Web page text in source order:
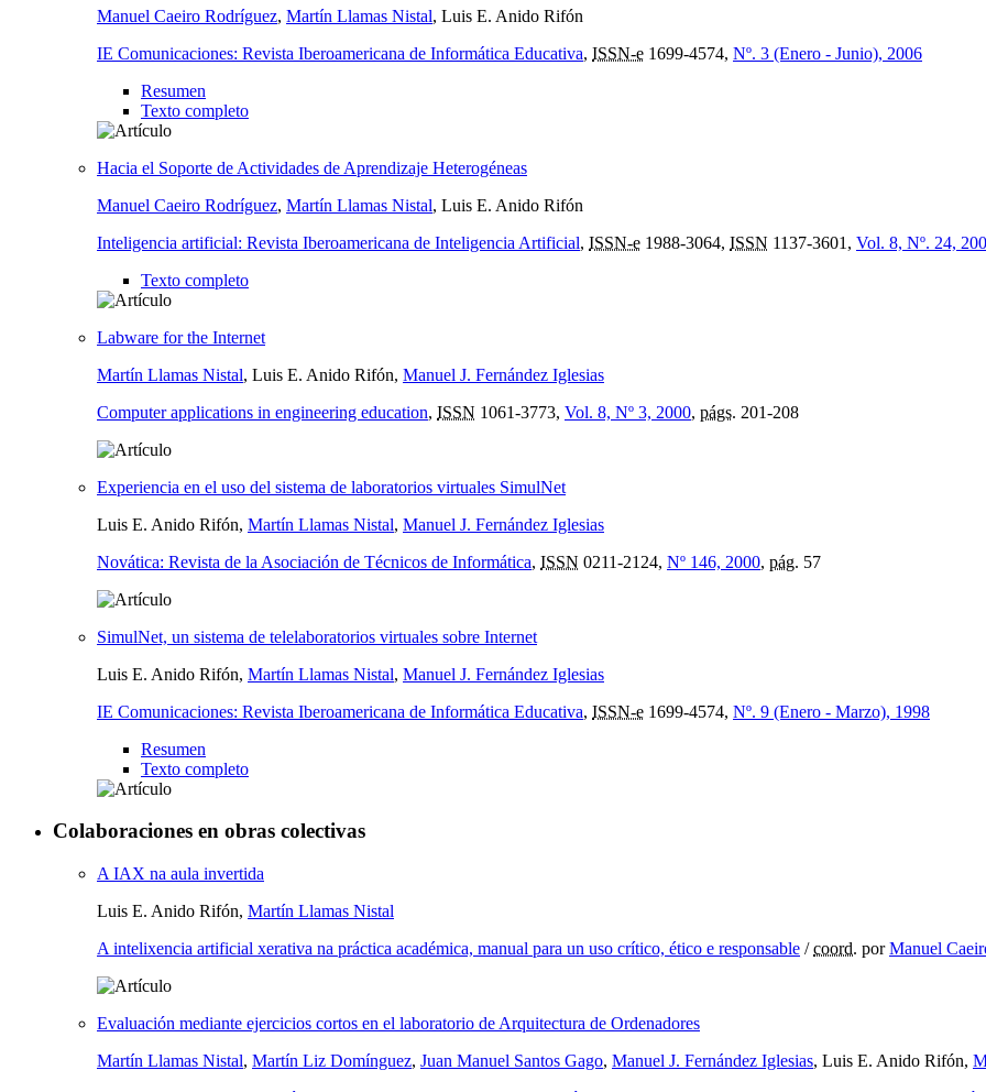
Manuel Caeiro Rodríguez, Martín Llamas Nistal, Luis E. Anido Rifón
IE Comunicaciones: Revista Iberoamericana de Informática Educativa, ISSN-e 1699-4574, Nº. 3 (Enero - Junio), 2006
Resumen
Texto completo
Hacia el Soporte de Actividades de Aprendizaje Heterogéneas
Manuel Caeiro Rodríguez, Martín Llamas Nistal, Luis E. Anido Rifón
Inteligencia artificial: Revista Iberoamericana de Inteligencia Artificial, ISSN-e 1988-3064, ISSN 1137-3601, Vol. 8, Nº. 24,
Texto completo
Labware for the Internet
Martín Llamas Nistal, Luis E. Anido Rifón, Manuel J. Fernández Iglesias
Computer applications in engineering education, ISSN 1061-3773, Vol. 8, Nº 3, 2000, págs. 201-208
Experiencia en el uso del sistema de laboratorios virtuales SimulNet
Luis E. Anido Rifón, Martín Llamas Nistal, Manuel J. Fernández Iglesias
Novática: Revista de la Asociación de Técnicos de Informática, ISSN 0211-2124, Nº 146, 2000, pág. 57
SimulNet, un sistema de telelaboratorios virtuales sobre Internet
Luis E. Anido Rifón, Martín Llamas Nistal, Manuel J. Fernández Iglesias
IE Comunicaciones: Revista Iberoamericana de Informática Educativa, ISSN-e 1699-4574, Nº. 9 (Enero - Marzo), 1998
Resumen
Texto completo
Colaboraciones en obras colectivas
A IAX na aula invertida
Luis E. Anido Rifón, Martín Llamas Nistal
A intelixencia artificial xerativa na práctica académica, manual para un uso crítico, ético e responsable /coord. porManuel
Evaluación mediante ejercicios cortos en el laboratorio de Arquitectura de Ordenadores
Martín Llamas Nistal, Martín Liz Domínguez, Juan Manuel Santos Gago, Manuel J. Fernández Iglesias, Luis E. Anido Rifón,